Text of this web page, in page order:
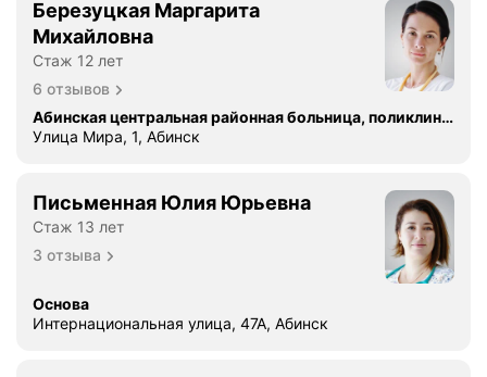
Березуцкая Маргарита
Михайловна
Стаж 12 лет
6 отзывов
Абинская центральная районная больница, поликлиника
Улица Мира, 1, Абинск
Письменная Юлия Юрьевна
Стаж 13 лет
3 отзыва
Основа
Интернациональная улица, 47А, Абинск